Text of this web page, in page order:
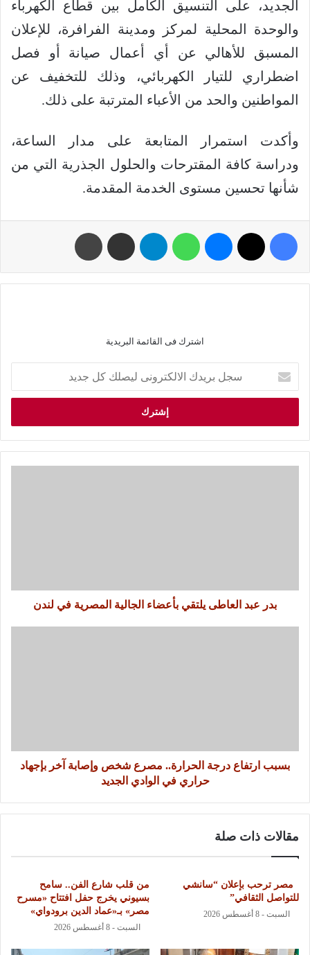
الجديد، على التنسيق الكامل بين قطاع الكهرباء
والوحدة المحلية لمركز ومدينة الفرافرة، للإعلان
المسبق للأهالي عن أي أعمال صيانة أو فصل
اضطراري للتيار الكهربائي، وذلك للتخفيف عن
المواطنين والحد من الأعباء المترتبة على ذلك.
وأكدت استمرار المتابعة على مدار الساعة،
ودراسة كافة المقترحات والحلول الجذرية التي من
شأنها تحسين مستوى الخدمة المقدمة.
اشترك فى القائمة البريدية
بدر عبد العاطى يلتقي بأعضاء الجالية المصرية في لندن
بسبب ارتفاع درجة الحرارة.. مصرع شخص وإصابة آخر بإجهاد
حراري في الوادي الجديد
مقالات ذات صلة
مصر ترحب بإعلان “سانشي
للتواصل الثقافي”
السبت - 8 أغسطس 2026
من قلب شارع الفن.. سامح
بسيوني يخرج حفل افتتاح «مسرح
مصر» بـ«عماد الدين برودواي»
السبت - 8 أغسطس 2026